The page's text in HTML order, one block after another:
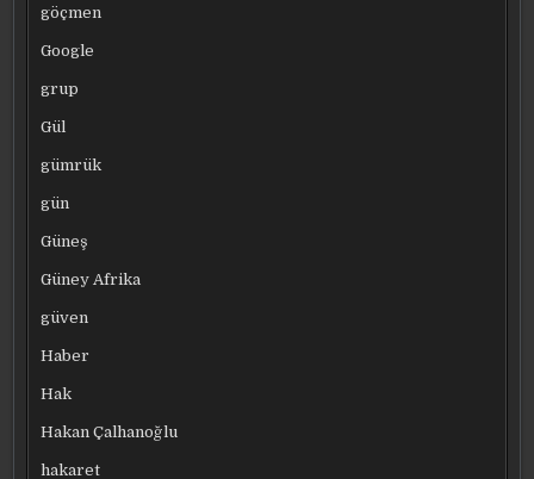
göçmen
Google
grup
Gül
gümrük
gün
Güneş
Güney Afrika
güven
Haber
Hak
Hakan Çalhanoğlu
hakaret